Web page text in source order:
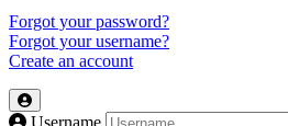
Forgot your password?
Forgot your username?
Create an account